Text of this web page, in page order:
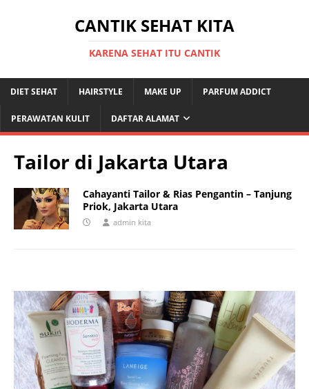
CANTIK SEHAT KITA
KARENA SEHAT ITU CANTIK
DIET SEHAT HAIRSTYLE MAKE UP PARFUM ADDICT
PERAWATAN KULIT DAFTAR ALAMAT
Tailor di Jakarta Utara
Cahayanti Tailor & Rias Pengantin – Tanjung
Priok, Jakarta Utara
admin kita